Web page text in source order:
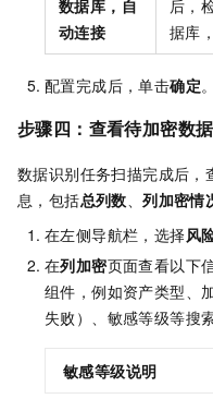
数据库，自
动连接
后，
据库
配置完成后，单击确定。
步骤四：查看待加密数
数据识别任务扫描完成后，
息，包括总列数、列加密情
在左侧导航栏，选择风
在列加密页面查看以下
组件，例如资产类型、
失败）、敏感等级等搜
敏感等级说明